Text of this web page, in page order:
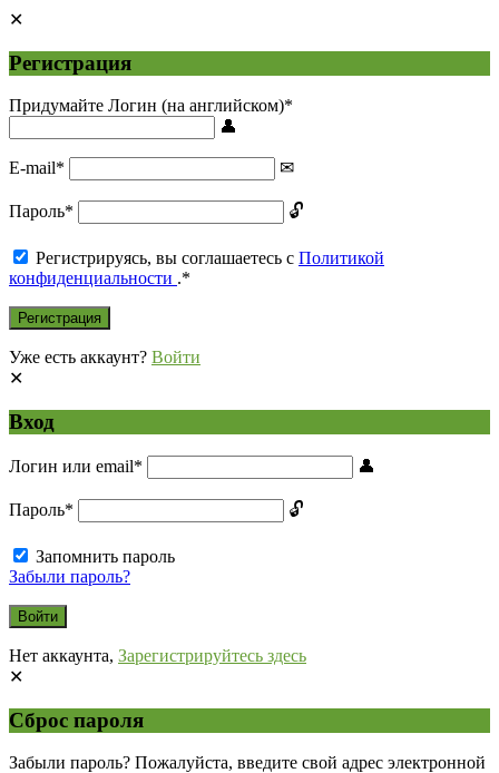
Регистрация
Придумайте Логин (на английском)*
E-mail*
Пароль*
Регистрируясь, вы соглашаетесь с Политикой
конфиденциальности .*
Уже есть аккаунт? Войти
Вход
Логин или email*
Пароль*
Запомнить пароль
Забыли пароль?
Нет аккаунта, Зарегистрируйтесь здесь
Сброс пароля
Забыли пароль? Пожалуйста, введите свой адрес электронной